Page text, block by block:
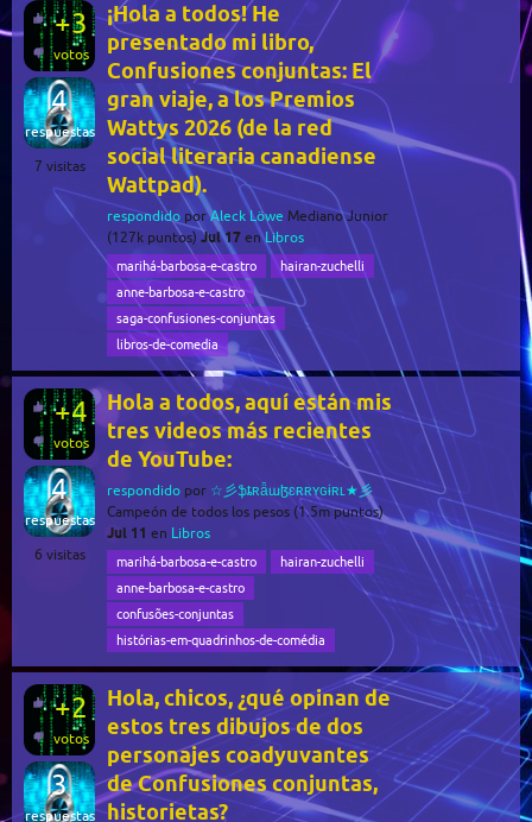
+3
votos
4
respuestas
7 visitas
¡Hola a todos! He
presentado mi libro,
Confusiones conjuntas: El
gran viaje, a los Premios
Wattys 2026 (de la red
social literaria canadiense
Wattpad).
respondido porAleck Löwe Mediano Junior
(127k puntos) Jul 17 enLibros
marihá-barbosa-e-castro
hairan-zuchelli
anne-barbosa-e-castro
saga-confusiones-conjuntas
libros-de-comedia
+4
votos
4
respuestas
6 visitas
Hola a todos, aquí están mis
tres videos más recientes
de YouTube:
respondido por ☆彡ֆȶʀǟաɮɛʀʀʏɢɨʀʟ★彡
Campeón de todos los pesos (1.5mpuntos)
Jul 11 en Libros
marihá-barbosa-e-castro
hairan-zuchelli
anne-barbosa-e-castro
confusões-conjuntas
histórias-em-quadrinhos-de-comédia
+2
votos
3
respuestas
Hola, chicos, ¿qué opinan de
estos tres dibujos de dos
personajes coadyuvantes
de Confusiones conjuntas,
historietas?